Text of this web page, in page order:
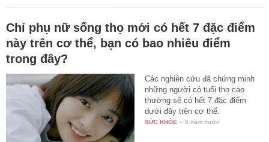
Chỉ phụ nữ sống thọ mới có hết 7 đặc điểm
này trên cơ thể, bạn có bao nhiêu điểm
trong đây?
Các nghiên cứu đã chứng minh
những người có tuổi thọ cao
thường sẽ có hết 7 đặc điểm
dưới đây trên cơ thể.
SỨC KHỎE - 6 năm trước